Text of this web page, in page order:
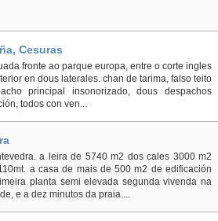
Cesuras
fronte ao parque europa, entre o corte ingles
en dous laterales. chan de tarima, falso teito
principal insonorizado, dous despachos
todos con ven...
a leira de 5740 m2 dos cales 3000 m2
a casa de mais de 500 m2 de edificación
planta semi elevada segunda vivenda na
e a dez minutos da praia....